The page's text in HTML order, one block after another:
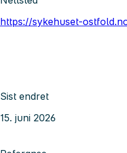
https://sykehuset-
Sist endret
15. juni 2026